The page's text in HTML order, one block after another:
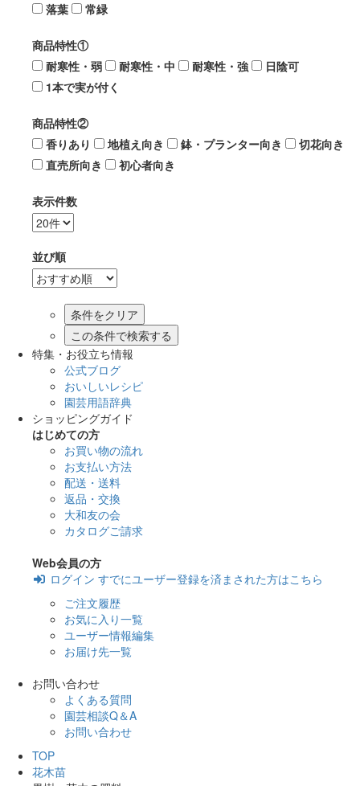
落葉
常緑
商品特性①
耐寒性・弱
耐寒性・中 耐寒性・強
日陰可
1本で実が付く
商品特性②
香りあり
地植え向き 鉢・プランター向き
切花向き
直売所向き
初心者向き
表示件数
並び順
この条件で検索する
特集・お役立ち情報
公式ブログ
おいしいレシピ
園芸用語辞典
ショッピングガイド
はじめての方
お買い物の流れ
お支払い方法
配送・送料
返品・交換
大和友の会
カタログご請求
Web会員の方
ログイン すでにユーザー登録を済まされた方はこちら
ご注文履歴
お気に入り一覧
ユーザー情報編集
お届け先一覧
お問い合わせ
よくある質問
園芸相談Q＆A
お問い合わせ
TOP
花木苗